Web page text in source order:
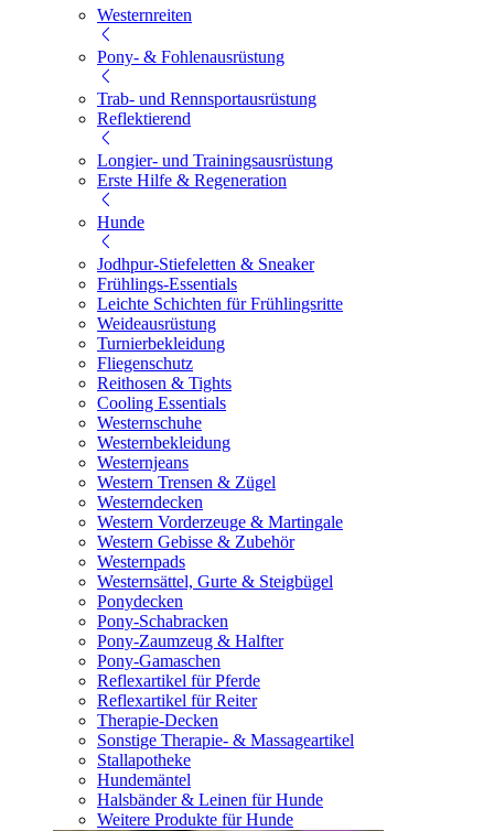
Westernreiten
Pony- & Fohlenausrüstung
Trab- und Rennsportausrüstung
Reflektierend
Longier- und Trainingsausrüstung
Erste Hilfe & Regeneration
Hunde
Jodhpur-Stiefeletten & Sneaker
Frühlings-Essentials
Leichte Schichten für Frühlingsritte
Weideausrüstung
Turnierbekleidung
Fliegenschutz
Reithosen & Tights
Cooling Essentials
Westernschuhe
Westernbekleidung
Westernjeans
Western Trensen & Zügel
Westerndecken
Western Vorderzeuge & Martingale
Western Gebisse & Zubehör
Westernpads
Westernsättel, Gurte & Steigbügel
Ponydecken
Pony-Schabracken
Pony-Zaumzeug & Halfter
Pony-Gamaschen
Reflexartikel für Pferde
Reflexartikel für Reiter
Therapie-Decken
Sonstige Therapie- & Massageartikel
Stallapotheke
Hundemäntel
Halsbänder & Leinen für Hunde
Weitere Produkte für Hunde